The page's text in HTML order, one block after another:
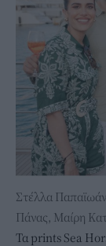
Στέλλα
Πάνας, Μαίρη
Τα prints Sea